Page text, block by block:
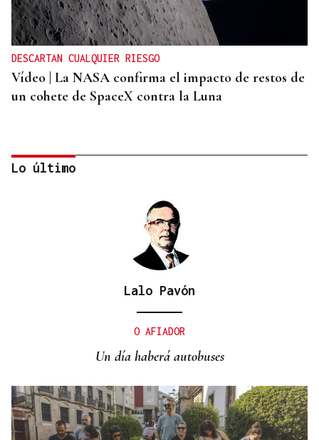
DESCARTAN CUALQUIER RIESGO
Vídeo | La NASA confirma el impacto de restos de
un cohete de SpaceX contra la Luna
Horóscopo del día: jueves, 6 de agosto
Lo último
Lalo Pavón
O AFIADOR
Un día haberá autobuses